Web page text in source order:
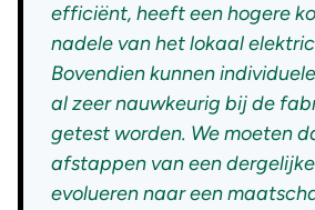
efficiënt, heeft een hogere
nadele van het lokaal
Bovendien kunnen
al zeer nauwkeurig bij de
getest worden. We moeten
afstappen van een
evolueren naar een